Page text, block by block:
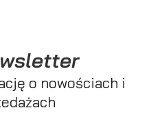
o nowościach i